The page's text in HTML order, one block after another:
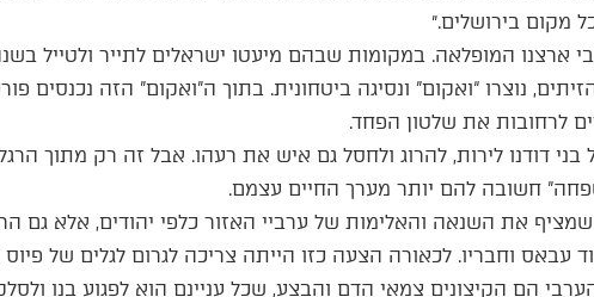
מקום בירושלים.״
ארצנו המופלאה. במקומות שבהם מיעטו ישראלים לתייר ולטייל
נוצרו “ואקום” ונסיגה ביטחונית. בתוך ה”ואקום” הזה נכנסים
לרחובות את שלטון הפחד.
דודנו לירות, להרוג ולחסל גם איש את רעהו. אבל זה רק מתוך
חשובה להם יותר מערך החיים עצמם.
את השנאה והאלימות של ערביי האזור כלפי יהודים, אלא גם
וחבריו. לכאורה הצעה כזו הייתה צריכה לגרום לגלים של פיוס
הם הקיצונים צמאי הדם והבצע, שכל עניינם הוא לפגוע בנו